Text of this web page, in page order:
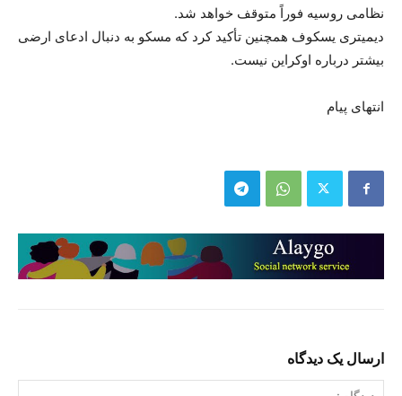
نظامی روسیه فوراً متوقف خواهد شد.
دیمیتری یسکوف همچنین تأکید کرد که مسکو به دنبال ادعای ارضی
بیشتر درباره اوکراین نیست.
انتهای پیام
ارسال یک دیدگاه